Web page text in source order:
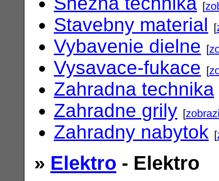
[
Stavebny material [
Vybavenie dielne [
Vysavace-fukace [
Zahradna technika
Zahradne grily [
Zahradny nabytok [
» Elektro - Elektro